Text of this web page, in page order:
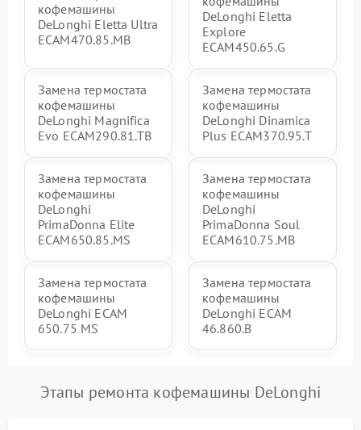
кофемашины
DeLonghi Eletta Ultra
ECAM470.85.MB
DeLonghi Eletta
Explore
ECAM450.65.G
Замена термостата
кофемашины
DeLonghi Magnifica
Evo ECAM290.81.TB
Замена термостата
кофемашины
DeLonghi Dinamica
Plus ECAM370.95.T
Замена термостата
кофемашины
DeLonghi
PrimaDonna Elite
ECAM650.85.MS
Замена термостата
кофемашины
DeLonghi
PrimaDonna Soul
ECAM610.75.MB
Замена термостата
кофемашины
DeLonghi ECAM
650.75 MS
Замена термостата
кофемашины
DeLonghi ECAM
46.860.B
Этапы ремонта кофемашины DeLonghi